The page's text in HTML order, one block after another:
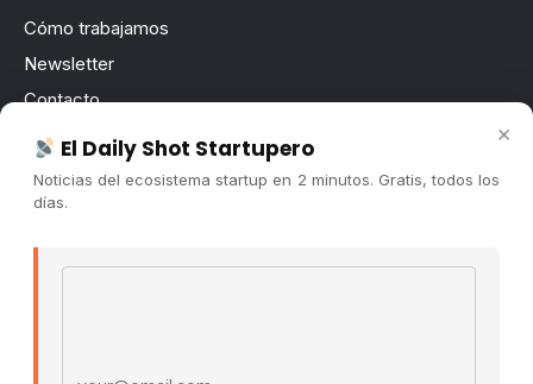
Cómo trabajamos
Newsletter
Contacto
Publicidad
Convocatorias
×
El Daily Shot Startupero
Noticias del ecosistema startup en 2 minutos. Gratis, todos los
días.